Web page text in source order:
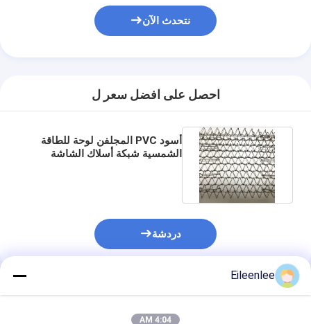
نتحدث الآن
احصل على افضل سعر ل
أسود PVC المجلفن لوحة للطاقة
الشمسية شبكة أسلاك الشاشة
دردشة
المنتجات الموصى بها
Eileenlee
4:04 AM